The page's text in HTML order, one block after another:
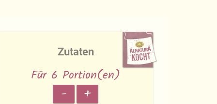
Zutaten
Für 6 Portion(en)
- +